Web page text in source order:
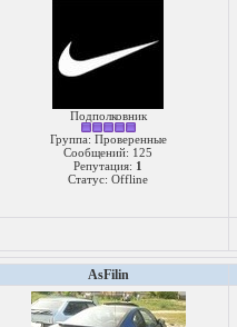
Подполковник
Группа: Проверенные
Сообщений: 125
Репутация: 1
Статус: Offline
AsFilin